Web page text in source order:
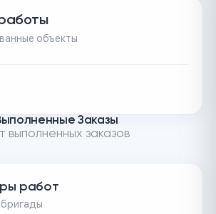
объекты
Заказы
выполненных заказов
работ